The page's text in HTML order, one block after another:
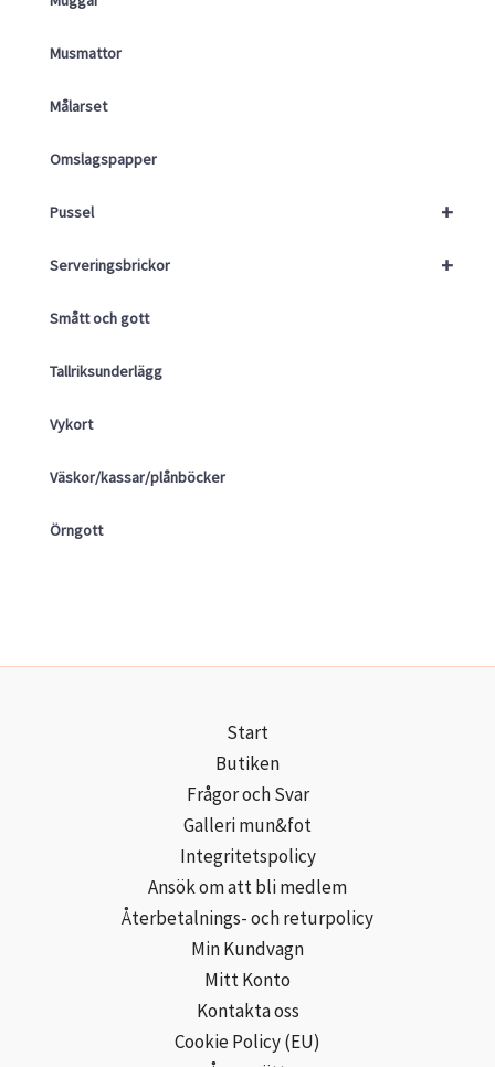
Musmattor
Målarset
Omslagspapper
+
Pussel
+
Serveringsbrickor
Smått och gott
Tallriksunderlägg
Vykort
Väskor/kassar/plånböcker
Örngott
Start
Butiken
Frågor och Svar
Galleri mun&fot
Integritetspolicy
Ansök om att bli medlem
Återbetalnings- och returpolicy
Min Kundvagn
Mitt Konto
Kontakta oss
Cookie Policy (EU)